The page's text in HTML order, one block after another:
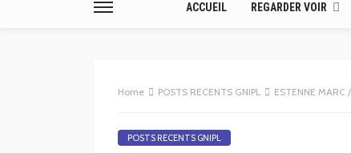
ACCUEIL REGARDER VOIR
Home POSTS RECENTS GNIPL ESTENNE MARC /
POSTS RECENTS GNIPL